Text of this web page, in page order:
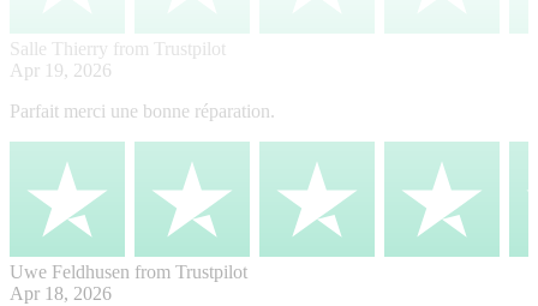
Salle Thierry from Trustpilot
Apr 19, 2026
Parfait merci une bonne réparation.
Uwe Feldhusen from Trustpilot
Apr 18, 2026